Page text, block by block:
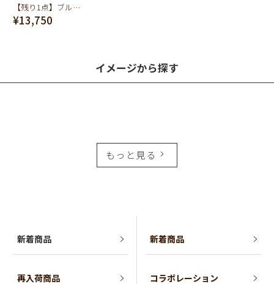
【残り1点】ブルースワン クリームケーキ ネックレス
¥13,750
イメージから探す
もっと見る
新着商品
再入荷商品
新着商品
コラボレーション